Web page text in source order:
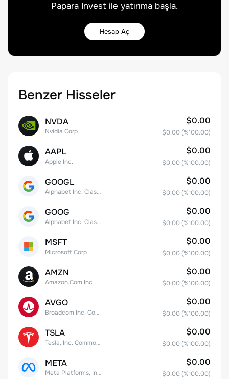
Papara Invest ile yatırıma başla.
Hesap Aç
Benzer Hisseler
NVDA
Nvidia Corp
$0.00
$0.00 (%100.00)
AAPL
Apple Inc.
$0.00
$0.00 (%100.00)
GOOGL
Alphabet Inc. Class A Common Stock
$0.00
$0.00 (%100.00)
GOOG
Alphabet Inc. Class C Capital Stock
$0.00
$0.00 (%100.00)
MSFT
Microsoft Corp
$0.00
$0.00 (%100.00)
AMZN
Amazon.Com Inc
$0.00
$0.00 (%100.00)
AVGO
Broadcom Inc. Common Stock
$0.00
$0.00 (%100.00)
TSLA
Tesla, Inc. Common Stock
$0.00
$0.00 (%100.00)
META
Meta Platforms, Inc. Class A Common Stock
$0.00
$0.00 (%100.00)